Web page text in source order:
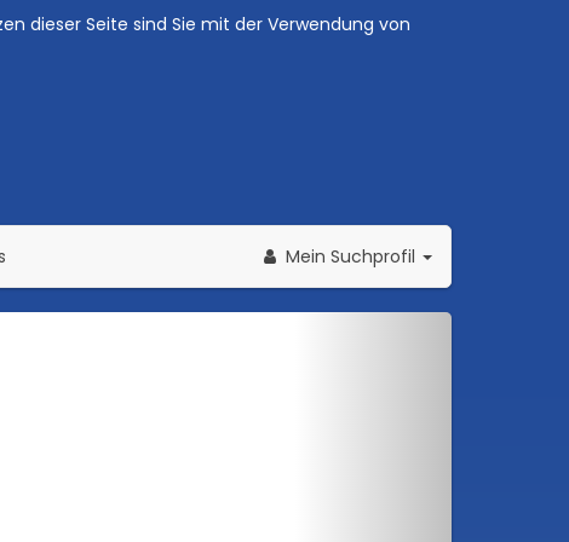
dieser Seite sind Sie mit der Verwendung von
Mein Suchprofil
Weiter